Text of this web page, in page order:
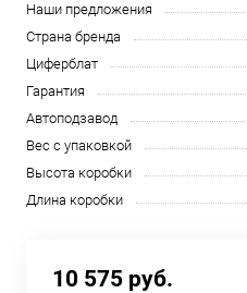
Наши предложения
Страна бренда
Циферблат
Гарантия
Автоподзавод
Вес с упаковкой
Высота коробки
Длина коробки
10 575 руб.